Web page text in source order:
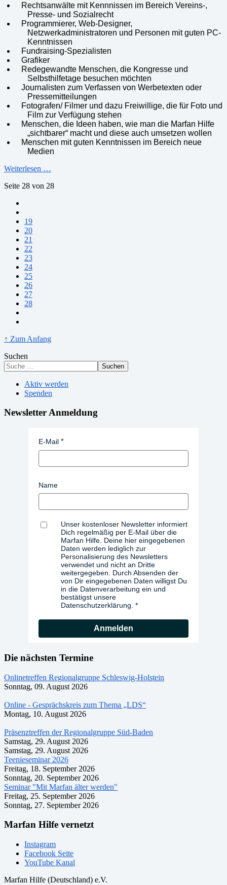
Rechtsanwälte mit Kennnissen im Bereich Vereins-,
Presse- und Sozialrecht
Programmierer, Web-Designer,
Netzwerkadministratoren und Personen mit guten PC-
Kenntnissen
Fundraising-Spezialisten
Grafiker
Redegewandte Menschen, die Kongresse und
Selbsthilfetage besuchen möchten
Journalisten zum Verfassen von Werbetexten oder
Pressemitteilungen
Fotografen/ Filmer und dazu Freiwillige, die für Foto und
Film zur Verfügung stehen
Menschen, die Ideen haben, wie man die Marfan Hilfe
„sichtbarer“ macht und diese auch umsetzen wollen
Menschen mit guten Kenntnissen im Bereich neue
Medien
Weiterlesen …
Seite 28 von 28
19
20
21
22
23
24
25
26
27
28
↑ Zum Anfang
Suchen
Suchen
Aktiv werden
Spenden
Newsletter Anmeldung
E-Mail
Name
Unser kostenloser Newsletter informiert
Dich regelmäßig per E-Mail über die
Marfan Hilfe. Deine hier eingegebenen
Daten werden lediglich zur
Personalisierung des Newsletters
verwendet und nicht an Dritte
weitergegeben. Durch Absenden der
von Dir eingegebenen Daten willigst Du
in die Datenverarbeitung ein und
bestätigst unsere
Datenschutzerklärung.
Anmelden
Die nächsten Termine
Onlinetreffen Regionalgruppe Schleswig-Holstein
Sonntag, 09. August 2026
Online - Gesprächskreis zum Thema „LDS“
Montag, 10. August 2026
Präsenztreffen der Regionalgruppe Süd-Baden
Samstag, 29. August 2026
Samstag, 29. August 2026
Teenieseminar 2026
Freitag, 18. September 2026
Sonntag, 20. September 2026
Seminar "Mit Marfan älter werden"
Freitag, 25. September 2026
Sonntag, 27. September 2026
Marfan Hilfe vernetzt
Instagram
Facebook Seite
YouTube Kanal
Marfan Hilfe (Deutschland) e.V.